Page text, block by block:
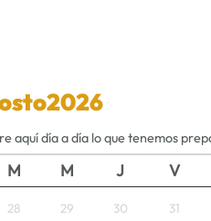
2026
aquí día a día lo que tenemos
M M J V
28 29 30 31